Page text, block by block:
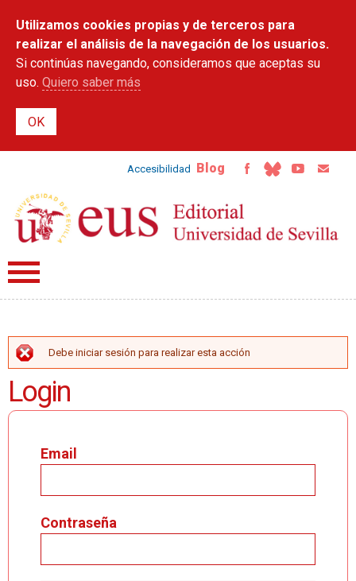
contenido
principal
Utilizamos cookies propias y de terceros para
realizar el análisis de la navegación de los usuarios.
Si continúas navegando, consideramos que aceptas su
uso. Quiero saber más
Accesibilidad Blog
MENSAJE DE ERROR
Debe iniciar sesión para realizar esta acción
Login
Email
Contraseña